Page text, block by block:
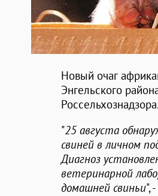
Новый очаг
Энгельского
Россельхознадзора.
"25 августа
свиней в личном
Диагноз
ветеринарной
домашней свиньи",